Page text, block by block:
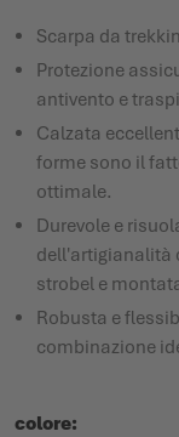
Scarpa da
Protezione
antivento e
Calzata
forme sono il
ottimale.
Durevole e
dell'artigianalità
strobel e
Robusta e
combinazione
colore